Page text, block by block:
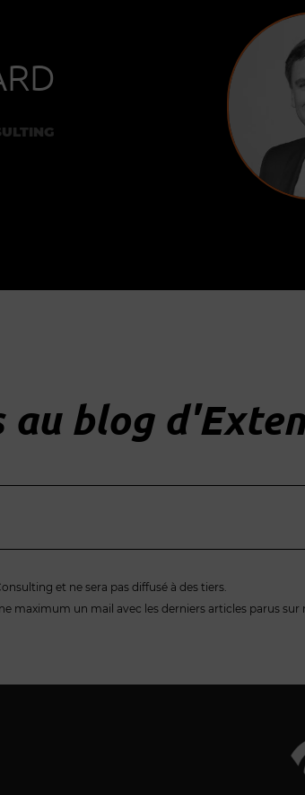
au blog
et ne sera pas diffusé à des tiers.
maximum un mail avec les derniers articles parus sur